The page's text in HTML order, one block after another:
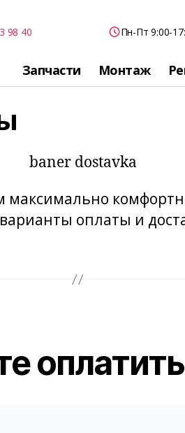
98 40 Пн-Пт 9:00-
Запчасти Монтаж
оплаты и